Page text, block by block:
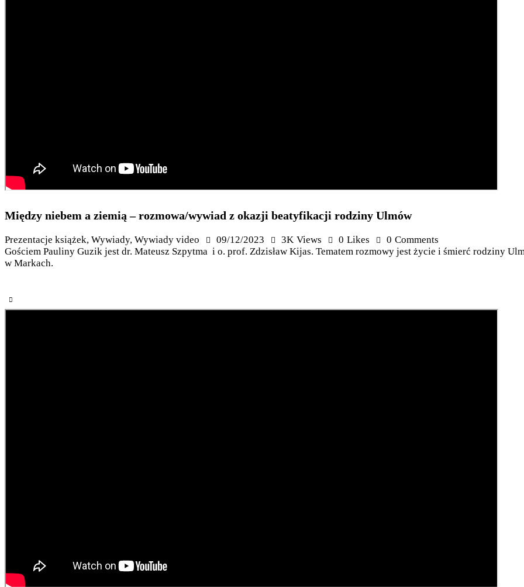
Między niebem a ziemią – rozmowa/wywiad z okazji beatyfikacji rodziny Ulmów
Prezentacje książek, Wywiady, Wywiady video 09/12/2023 3K Views 0 Likes 0 Comments
Gościem Pauliny Guzik jest dr. Mateusz Szpytma i o. prof. Zdzisław Kijas. Tematem rozmowy jest życie i śmierć rodziny
w Markach.